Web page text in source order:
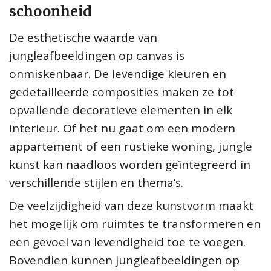
schoonheid
De esthetische waarde van
jungleafbeeldingen op canvas is
onmiskenbaar. De levendige kleuren en
gedetailleerde composities maken ze tot
opvallende decoratieve elementen in elk
interieur. Of het nu gaat om een modern
appartement of een rustieke woning, jungle
kunst kan naadloos worden geïntegreerd in
verschillende stijlen en thema’s.
De veelzijdigheid van deze kunstvorm maakt
het mogelijk om ruimtes te transformeren en
een gevoel van levendigheid toe te voegen.
Bovendien kunnen jungleafbeeldingen op